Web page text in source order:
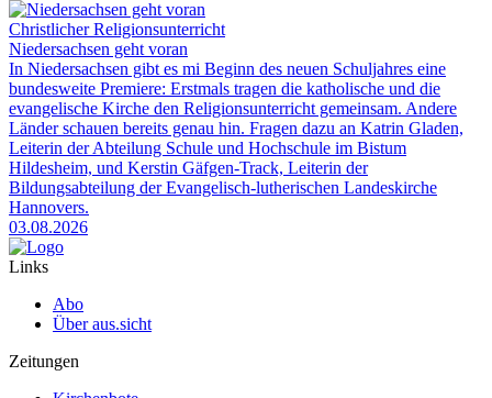
Christlicher Religionsunterricht
Niedersachsen geht voran
In Niedersachsen gibt es mi Beginn des neuen Schuljahres eine
bundesweite Premiere: Erstmals tragen die katholische und die
evangelische Kirche den Religionsunterricht gemeinsam. Andere
Länder schauen bereits genau hin. Fragen dazu an Katrin Gladen,
Leiterin der Abteilung Schule und Hochschule im Bistum
Hildesheim, und Kerstin Gäfgen-Track, Leiterin der
Bildungsabteilung der Evangelisch-lutherischen Landeskirche
Hannovers.
03.08.2026
Links
Abo
Über aus.sicht
Zeitungen